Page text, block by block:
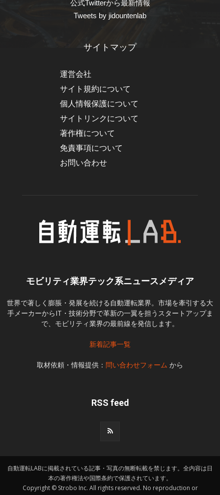
公式Twitterから最新情報
Tweets by jidountenlab
サイトマップ
運営会社
サイト規約について
個人情報保護について
サイトリンクについて
著作権について
免責事項について
お問い合わせ
モビリティ業界テック系ニュースメディア
世界で著しく膨脹・発展を続ける自動運転業界。市場を牽引する大
手メーカーからIT・技術分野で革新の一翼を担うスタートアップま
で、モビリティ業界の最前線を発信します。
新着記事一覧
取材依頼・情報提供： 問い合わせフォーム から
RSS feed
自動運転LABに掲載されている記事・写真の無断転載を禁じます。全内容は日
本の著作権法や国際条約で保護されています。
Copyright © Strobo Inc. All rights reserved. No reproduction or